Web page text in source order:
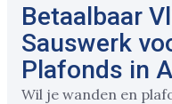
Betaalbaar
Sauswerk
Plafonds in
Wil je wanden en